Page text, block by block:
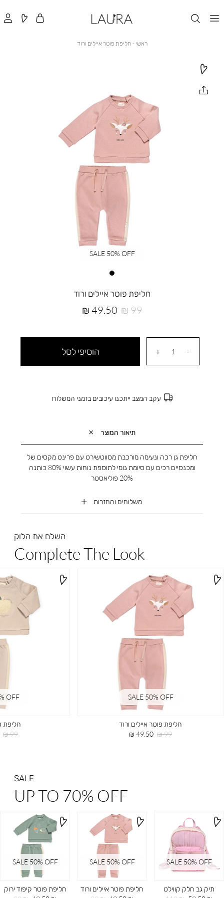
ראשי ראשי
חליפת פוטר איילים ורודחליפת
חליפת פוטר איילים ורוד
מחיר
49.50 ₪ מחיר
99 ₪
הוסיפי לסל
עקב המצב ייתכנו עיכובים בזמני המשלוח
תיאור המוצר
משלוחים והחזרות
חליפת גן רכה ונעימה מורכבת מסווטשירט עם פרינט מקסים של
ומכנסיים רכים עם סיומת גומי לתוספת נוחות עשוי 80% כותנה
20% פוליאסטר
SALE 50% OFF
השלם את הלוק
Complete The Look
SALE 50% OFF
חליפת פוטר איילים ורוד
מחיר
49.50 ₪
מחיר
99 ₪
OFF
חליפת
מחיר
99 ₪
SALE
UP TO 70% OFF
SALE 50% OFF
חליפת פוטר קיפוד ירוק
SALE 50% OFF
חליפת פוטר איילים ורוד
SALE 50% OFF
תיק גב חלק קווילט